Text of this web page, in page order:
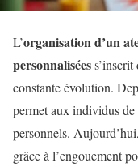
L’organisation d’un
personnalisées
constante évolution.
permet aux individus de
personnels.
grâce à l’engouement